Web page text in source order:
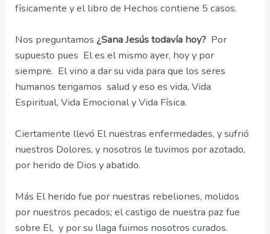
físicamente y el libro de Hechos contiene 5 casos.
Nos preguntamos¿Sana Jesús todavía hoy? Por
supuesto pues El es el mismo ayer, hoy y por
siempre. El vino a dar su vida para que los seres
humanos tengamos salud y eso es vida, Vida
Espiritual, Vida Emocional y Vida Física.
Ciertamente llevó El nuestras enfermedades, y sufrió
nuestros Dolores, y nosotros le tuvimos por azotado,
por herido de Dios y abatido.
Más El herido fue por nuestras rebeliones, molidos
por nuestros pecados; el castigo de nuestra paz fue
sobre El, y por su llaga fuimos nosotros curados.